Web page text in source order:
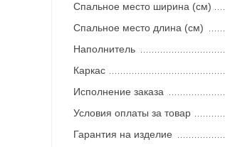
Спальное место ширина (см)
Спальное место длина (см)
Наполнитель
Каркас
Исполнение заказа
Условия оплаты за товар
Гарантия на изделие